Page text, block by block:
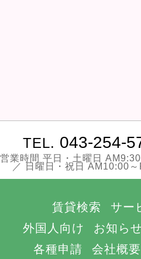
TEL. 043-254-
営業時間 平日・土曜日
／ 日曜日・祝日 AM10:00
賃貸検索 サー
外国人向け
お知らせ
各種申請
会社概要